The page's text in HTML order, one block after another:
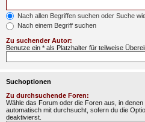
Nach allen Begriffen suchen oder Suche
Nach einem Begriff suchen
Zu suchender Autor:
Benutze ein * als Platzhalter für teilweise
Suchoptionen
Zu durchsuchende Foren:
Wähle das Forum oder die Foren aus, in
automatisch mit durchsucht, sofern du die
deaktivierst.